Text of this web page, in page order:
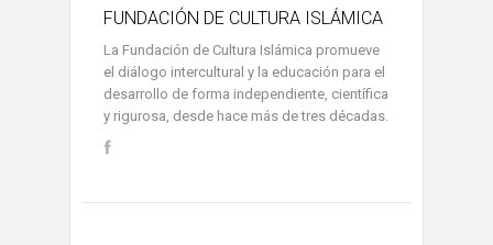
FUNDACIÓN DE CULTURA ISLÁMICA
La Fundación de Cultura Islámica promueve
el diálogo intercultural y la educación para el
desarrollo de forma independiente, científica
y rigurosa, desde hace más de tres décadas.